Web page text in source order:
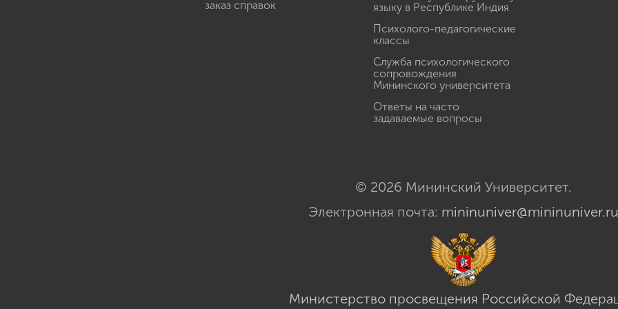
заказ справок
языку в Республике Индия
Психолого-педагогические
классы
Служба психологического
сопровождения
Мининского университета
Ответы на часто
задаваемые вопросы
© 2026 Мининский Университет.
Электронная почта: mininuniver@mininuniver.ru
Министерство просвещения Российской